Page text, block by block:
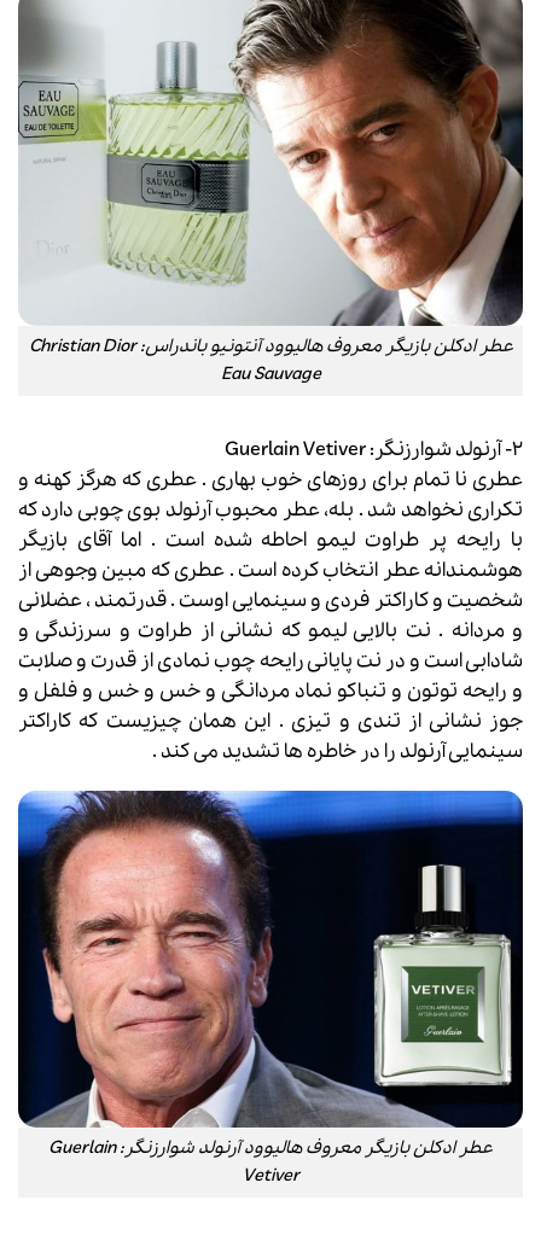
عطر ادکلن بازیگر معروف هالیوود آنتونیو باندراس: Christian Dior
Eau Sauvage
۲- آرنولد شوارزنگر: Guerlain Vetiver
عطری نا تمام برای روزهای خوب بهاری . عطری که هرگز کهنه و
تکراری نخواهد شد . بله، عطر محبوب آرنولد بوی چوبی دارد که
با رایحه پر طراوت لیمو احاطه شده است . اما آقای بازیگر
هوشمندانه عطر انتخاب کرده است . عطری که مبین وجوهی از
شخصیت و کاراکتر فردی و سینمایی اوست . قدرتمند ، عضلانی
و مردانه . نت بالایی لیمو که نشانی از طراوت و سرزندگی و
شادابی است و در نت پایانی رایحه چوب نمادی از قدرت و صلابت
و رایحه توتون و تنباکو نماد مردانگی و خس و خس و فلفل و
جوز نشانی از تندی و تیزی . این همان چیزیست که کاراکتر
سینمایی آرنولد را در خاطره ها تشدید می کند .
عطر ادکلن بازیگر معروف هالیوود آرنولد شوارزنگر: Guerlain
Vetiver